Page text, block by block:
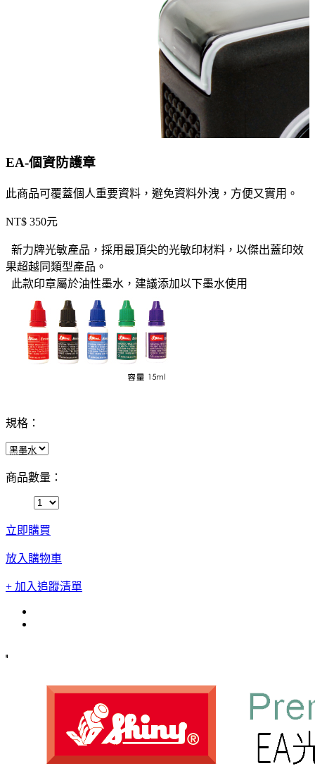
EA-個資防護章
此商品可覆蓋個人重要資料，避免資料外洩，方便又實用。
NT$ 350元
新力牌光敏產品，採用最頂尖的光敏印材料，以傑出蓋印效
果超越同類型產品。
此款印章屬於油性墨水，建議添加以下墨水使用
規格：
商品數量：
立即購買
放入購物車
+ 加入追蹤清單